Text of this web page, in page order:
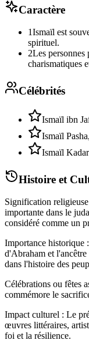
Caractère
1Ismaïl est
spirituel.
2Les personnes
charismatiques
Célébrités
Ismaïl ibn
Ismaïl
Ismaïl
Histoire et
Signification
importante dans le
considéré comme un
Importance historique
d'Abraham et l'ancêtre
dans l'histoire des
Célébrations ou fêtes
commémore le
Impact culturel : Le
œuvres littéraires,
foi et la résilience.